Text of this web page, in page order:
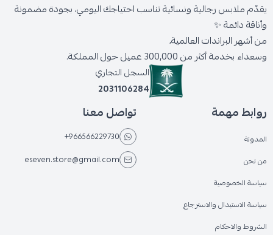
يقدّم ملابس رجالية ونسائية تناسب احتياجك اليومي، بجودة مضمونة
وأناقة دائمة ✨
من أشهر البراندات العالمية،
وسعداء بخدمة أكثر من 300,000 عميل حول المملكة.
السجل التجاري
2031106284
روابط مهمة
المدونة
من نحن
سياسة الخصوصية
سياسة الاستبدال والاسترجاع
الشروط والاحكام
تواصل معنا
+966566229730
eseven.store@gmail.com